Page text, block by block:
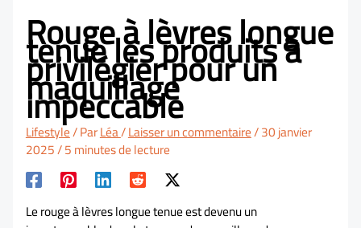
Rouge à lèvres longue
tenue les produits à
privilégier pour un
maquillage
impeccable
Lifestyle/ ParLéa/Laisser un commentaire/30 janvier
2025/5 minutes de lecture
Le rouge à lèvres longue tenue est devenu un